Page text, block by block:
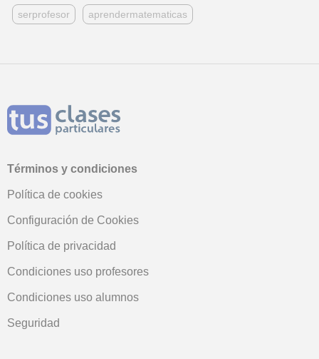
serprofesor aprendermatematicas
Términos y condiciones
Política de cookies
Configuración de Cookies
Política de privacidad
Condiciones uso profesores
Condiciones uso alumnos
Seguridad